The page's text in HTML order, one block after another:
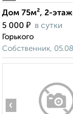
Дом 75м², 2-
5 000 ₽ в сутки
Горького
Собственник,
‹